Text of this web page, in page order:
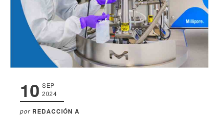
10 SEP
2024
por REDACCIÓN A